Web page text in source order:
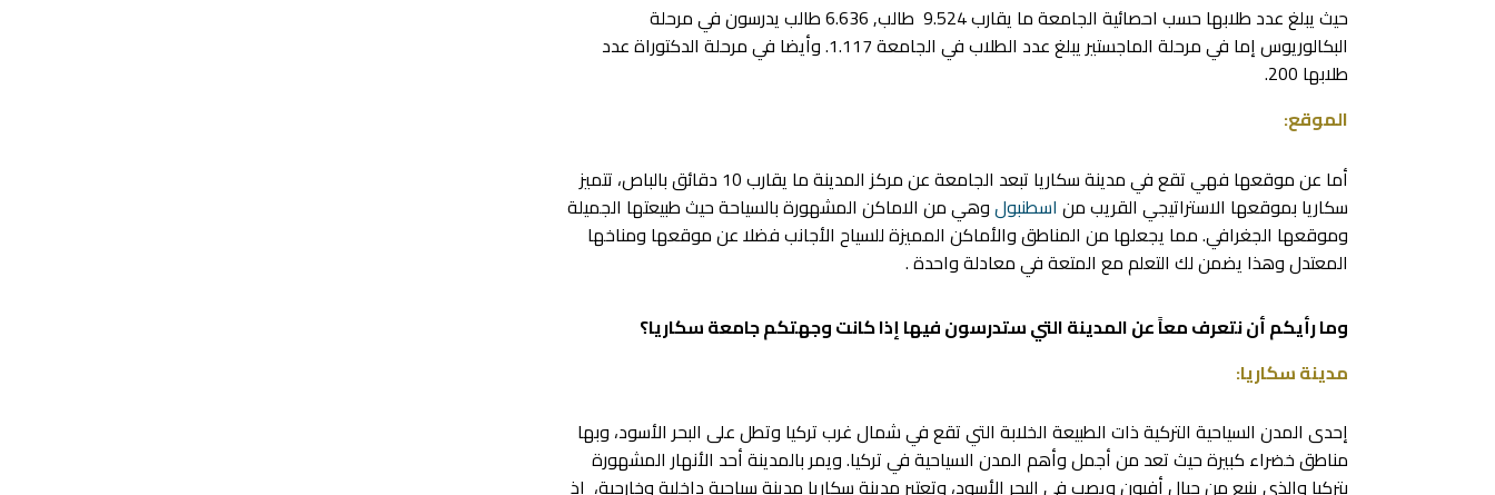
حيث يبلغ عدد طلابها حسب احصائية الجامعة ما يقارب 9.524 طالب, 6.636 طالب يدرسون في مرحلة
البكالوريوس إما في مرحلة الماجستير يبلغ عدد الطلاب في الجامعة 1.117. وأيضا في مرحلة الدكتوراة عدد
طلابها 200.
الموقع:
أما عن موقعها فهي تقع في مدينة سكاريا تبعد الجامعة عن مركز المدينة ما يقارب 10 دقائق بالباص، تتميز
سكاريا بموقعها الاستراتيجي القريب من اسطنبولوهي من الاماكن المشهورة بالسياحة حيث طبيعتها الجميلة
وموقعها الجغرافي. مما يجعلها من المناطق والأماكن المميزة للسياح الأجانب فضلا عن موقعها ومناخها
المعتدل وهذا يضمن لك التعلم مع المتعة في معادلة واحدة .
وما رأيكم أن نتعرف معاً عن المدينة التي ستدرسون فيها إذا كانت وجهتكم جامعة سكاريا؟
مدينة سكاريا:
إحدى المدن السياحية التركية ذات الطبيعة الخلابة التي تقع في شمال غرب تركيا وتطل على البحر الأسود، وبها
مناطق خضراء كبيرة حيث تعد من أجمل وأهم المدن السياحية في تركيا. ويمر بالمدينة أحد الأنهار المشهورة
بتركيا والذي ينبع من جبال أفيون ويصب في البحر الأسود، وتعتبر مدينة سكاريا مدينة سياحية داخلية وخارجية، إذ